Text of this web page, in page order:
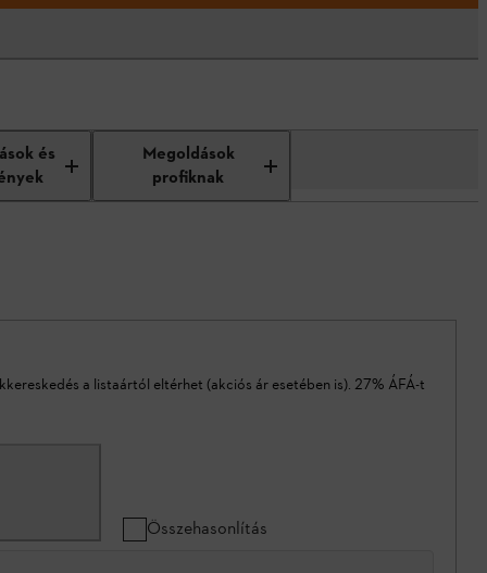
és
Megoldások
profiknak
a listaártól eltérhet (akciós ár esetében is). 27% ÁFÁ-t
Összehasonlítás